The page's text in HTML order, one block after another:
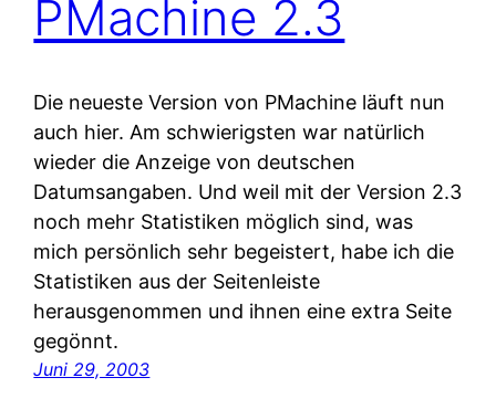
PMachine 2.3
Die neueste Version von PMachine läuft nun
auch hier. Am schwierigsten war natürlich
wieder die Anzeige von deutschen
Datumsangaben. Und weil mit der Version 2.3
noch mehr Statistiken möglich sind, was
mich persönlich sehr begeistert, habe ich die
Statistiken aus der Seitenleiste
herausgenommen und ihnen eine extra Seite
gegönnt.
Juni 29, 2003